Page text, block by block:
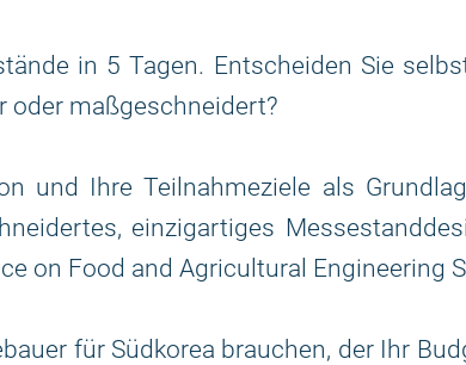
in 5 Tagen. Entscheiden Sie
oder maßgeschneidert?
und Ihre Teilnahmeziele als
einzigartiges
on Food and Agricultural Engineering
für Südkorea brauchen, der Ihr